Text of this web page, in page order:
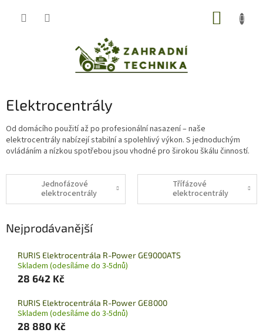
Elektrocentrály
Od domácího použití až po profesionální nasazení – naše
elektrocentrály nabízejí stabilní a spolehlivý výkon. S jednoduchým
ovládáním a nízkou spotřebou jsou vhodné pro širokou škálu činností.
Jednofázové
elektrocentrály
Třífázové
elektrocentrály
Nejprodávanější
RURIS Elektrocentrála R-Power GE9000ATS
Skladem (odesíláme do 3-5dnů)
28 642 Kč
RURIS Elektrocentrála R-Power GE8000
Skladem (odesíláme do 3-5dnů)
28 880 Kč